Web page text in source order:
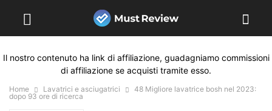
Il nostro contenuto ha link di affiliazione, guadagniamo commissioni
di affiliazione se acquisti tramite esso.
Home Lavatrici e asciugatrici
48 Migliore lavatrice bosh nel 2023:
dopo 93 ore di ricerca